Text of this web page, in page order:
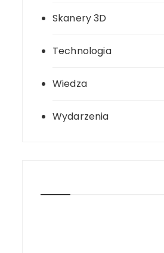
Skanery 3D
Technologia
Wiedza
Wydarzenia